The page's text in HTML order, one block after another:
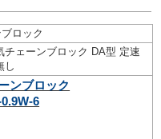
ロック
チェーンブロック DA型 定速
し
ンブロック
6